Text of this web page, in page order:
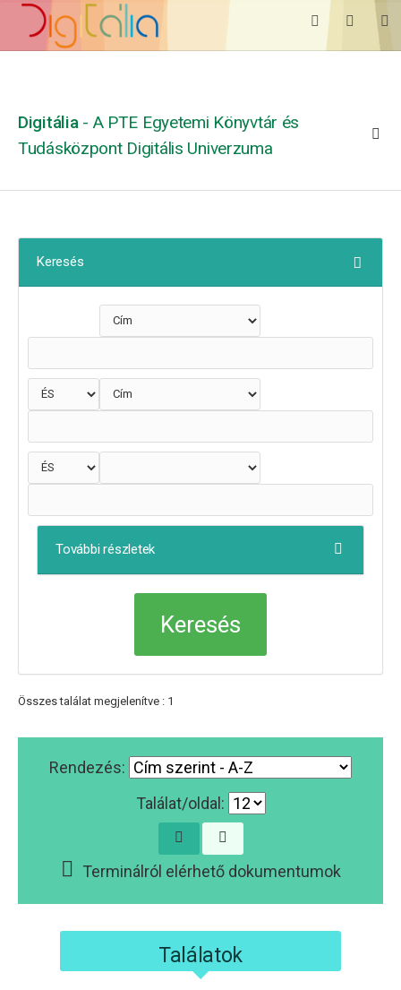
Digitália - A PTE Egyetemi Könyvtár és
Tudásközpont Digitális Univerzuma
Keresés
További részletek
Összes találat megjelenítve : 1
Rendezés:
Találat/oldal:
Terminálról elérhető dokumentumok
Találatok